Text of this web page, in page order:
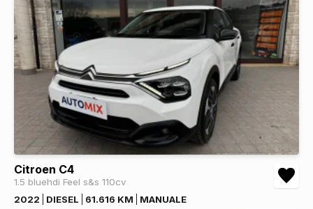
Citroen C4
1.5 bluehdi Feel s&s 110cv
2022
DIESEL 61.616 KM
MANUALE